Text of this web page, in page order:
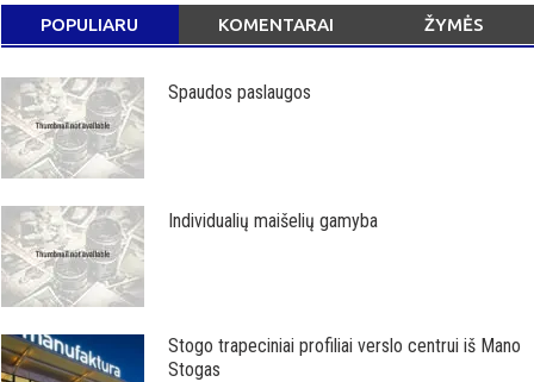
POPULIARU KOMENTARAI ŽYMĖS
Spaudos paslaugos
Individualių maišelių gamyba
Stogo trapeciniai profiliai verslo centrui iš Mano
Stogas